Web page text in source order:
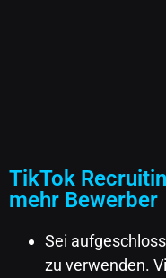
TikTok
mehr Bewerber
Sei
zu verwenden.